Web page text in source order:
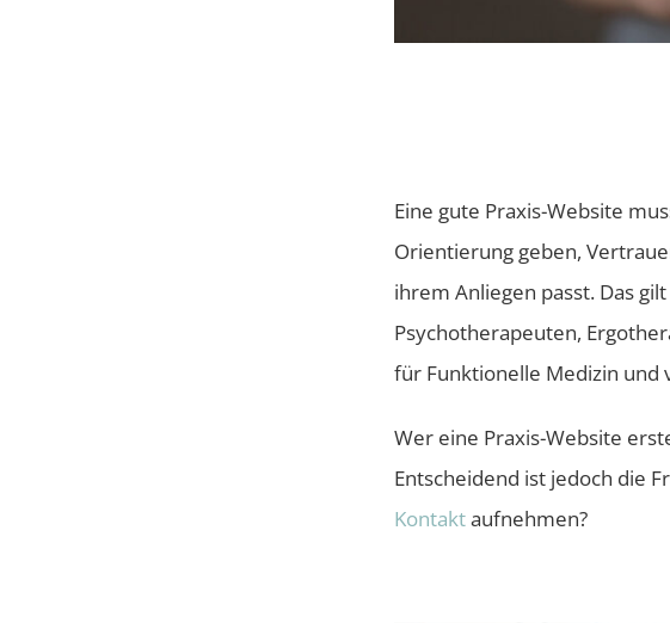
Eine gute Praxis-Website
Orientierung geben,
ihrem Anliegen passt. Das
Psychotherapeuten,
für Funktionelle Medizin
Wer eine Praxis-Website
Entscheidend ist jedoch die
Kontaktaufnehmen?